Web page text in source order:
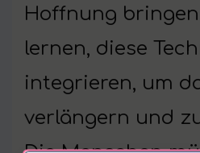
Hoffnung
lernen, diese
integrieren, um
verlängern und